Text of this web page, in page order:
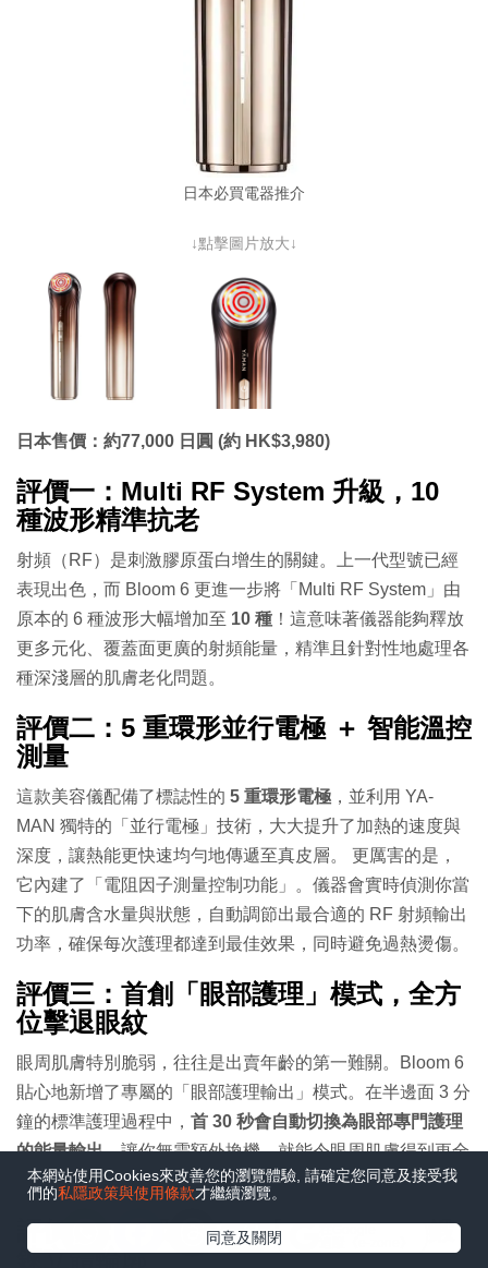
本網站使用Cookies來改善您的瀏覽體驗, 請確定您同意及接受我
們的私隱政策與使用條款才繼續瀏覽。
同意及關閉
日本必買電器推介
↓點擊圖片放大↓
日本售價：約77,000 日圓 (約 HK$3,980)
評價一：Multi RF System 升級，10
種波形精準抗老
射頻（RF）是刺激膠原蛋白增生的關鍵。上一代型號已經
表現出色，而 Bloom 6 更進一步將「Multi RF System」由
原本的 6 種波形大幅增加至 10 種 ！這意味著儀器能夠釋放
更多元化、覆蓋面更廣的射頻能量，精準且針對性地處理各
種深淺層的肌膚老化問題。
評價二：5 重環形並行電極 ＋ 智能溫控
測量
這款美容儀配備了標誌性的 5 重環形電極 ，並利用 YA-
MAN 獨特的「並行電極」技術，大大提升了加熱的速度與
深度，讓熱能更快速均勻地傳遞至真皮層。 更厲害的是，
它內建了「電阻因子測量控制功能」。儀器會實時偵測你當
下的肌膚含水量與狀態，自動調節出最合適的 RF 射頻輸出
功率，確保每次護理都達到最佳效果，同時避免過熱燙傷。
評價三：首創「眼部護理」模式，全方
位擊退眼紋
眼周肌膚特別脆弱，往往是出賣年齡的第一難關。Bloom 6
貼心地新增了專屬的「眼部護理輸出」模式。在半邊面 3 分
鐘的標準護理過程中， 首 30 秒會自動切換為眼部專門護理
的能量輸出，讓你無需額外換機，就能令眼周肌膚得到更全
面、溫和的提拉照顧。
評價四：升級版 EMS 肌肉電刺激，鍛
鍊立體輪廓